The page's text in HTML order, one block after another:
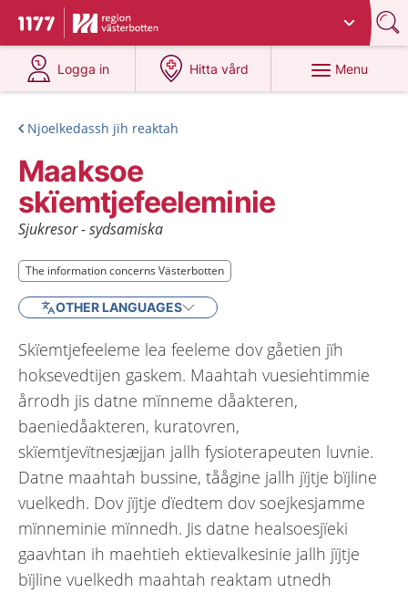
To start page for 1177
Du har valt region
Logga in
at 1177.se
Hitta vård
at 1177.se
Menu
Njoelkedassh jïh reaktah
Maaksoe
skïemtjefeeleminie
Sjukresor - sydsamiska
The information concerns Västerbotten
The information concerns Västerbotten
OTHER LANGUAGES
Skïemtjefeeleme lea feeleme dov gåetien jïh
hoksevedtijen gaskem. Maahtah vuesiehtimmie
årrodh jis datne mïnneme dåakteren,
baeniedåakteren, kuratovren,
skïemtjevïtnesjæjjan jallh fysioterapeuten luvnie.
Datne maahtah bussine, tåågine jallh jïjtje bïjline
vuelkedh. Dov jïjtje dïedtem dov soejkesjamme
mïnneminie mïnnedh. Jis datne healsoesjïeki
gaavhtan ih maehtieh ektievalkesinie jallh jïjtje
bïjline vuelkedh maahtah reaktam utnedh